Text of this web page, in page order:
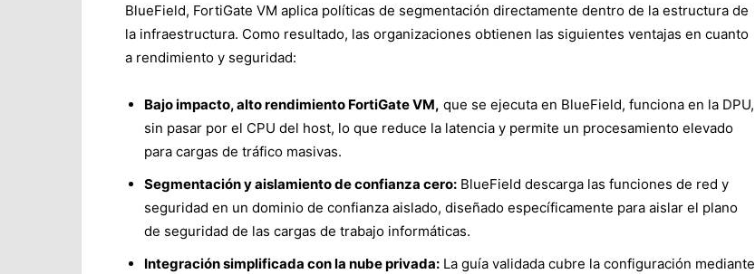
BlueField, FortiGate VM aplica políticas de segmentación directamente dentro de la estructura de
la infraestructura. Como resultado, las organizaciones obtienen las siguientes ventajas en cuanto
a rendimiento y seguridad:
Bajo impacto, alto rendimiento FortiGate VM, que se ejecuta en BlueField, funciona en la DPU,
sin pasar por el CPU del host, lo que reduce la latencia y permite un procesamiento elevado
para cargas de tráfico masivas.
Segmentación y aislamiento de confianza cero: BlueField descarga las funciones de red y
seguridad en un dominio de confianza aislado, diseñado específicamente para aislar el plano
de seguridad de las cargas de trabajo informáticas.
Integración simplificada con la nube privada: La guía validada cubre la configuración mediante